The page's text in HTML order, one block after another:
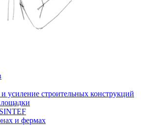
усиление строительных конструкций
и фермах